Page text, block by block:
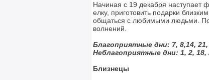
Начиная с 19 декабря наступает
елку, приготовить подарки
общаться с любимыми людьми.
волнений.
Благоприятные дни: 7, 8,14, 21,
Неблагоприятные дни: 1, 2, 18,
Близнецы